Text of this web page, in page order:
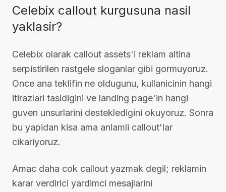
Celebix callout kurgusuna nasil
yaklasir?
Celebix olarak callout assets'i reklam altina
serpistirilen rastgele sloganlar gibi gormuyoruz.
Once ana teklifin ne oldugunu, kullanicinin hangi
itirazlari tasidigini ve landing page'in hangi
guven unsurlarini destekledigini okuyoruz. Sonra
bu yapidan kisa ama anlamli callout'lar
cikariyoruz.
Amac daha cok callout yazmak degil; reklamin
karar verdirici yardimci mesajlarini